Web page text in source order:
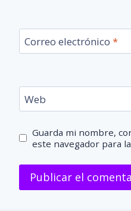
Correo electrónico *
Web
Guarda mi nombre,
este navegador para